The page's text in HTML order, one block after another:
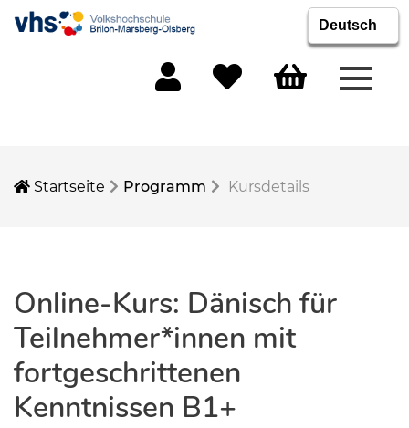
Startseite Programm Kursdetails
Online-Kurs: Dänisch für
Teilnehmer*innen mit
fortgeschrittenen
Kenntnissen B1+